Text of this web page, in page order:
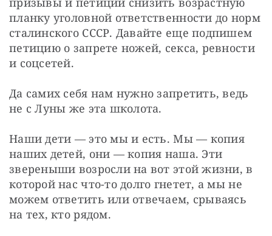
планку уголовной ответственности до норм
сталинского СССР. Давайте еще подпишем
петицию о запрете ножей, секса, ревности
и соцсетей.
Да самих себя нам нужно запретить, ведь
не с Луны же эта школота.
Наши дети — это мы и есть. Мы — копия
наших детей, они — копия наша. Эти
звереныши возросли на вот этой жизни, в
которой нас что-то долго гнетет, а мы не
можем ответить или отвечаем, срываясь
на тех, кто рядом.